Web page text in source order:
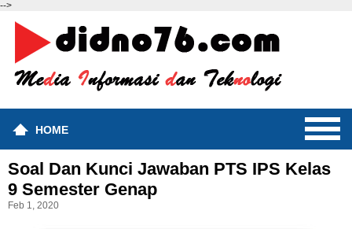
-->
HOME
Soal Dan Kunci Jawaban PTS IPS Kelas
9 Semester Genap
Feb 1, 2020